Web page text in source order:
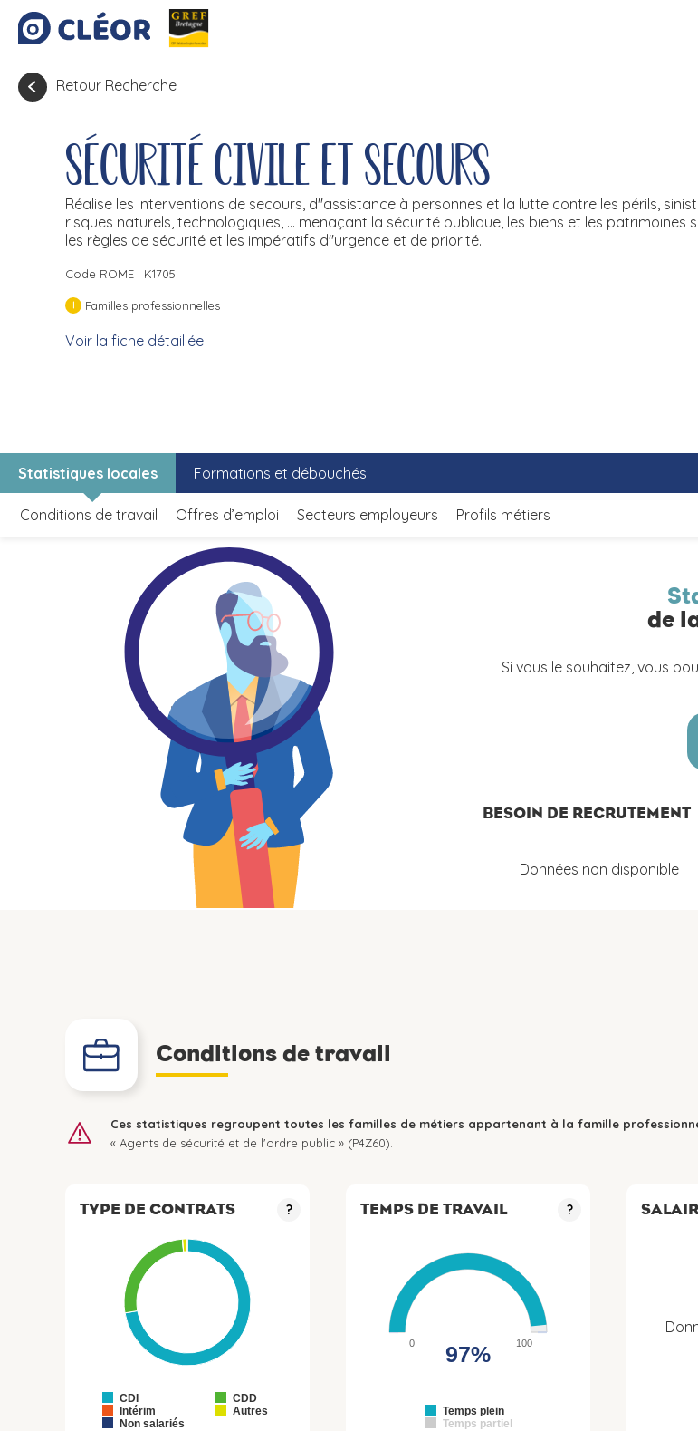
Retour Recherche
Sécurité civile et secours
Réalise les interventions de secours, d''assistance à personnes et la lutte contre les périls,
risques naturels, technologiques, ... menaçant la sécurité publique, les biens et les patrimoines
les règles de sécurité et les impératifs d''urgence et de priorité.
Code ROME : K1705
+ Familles professionnelles
Voir la fiche détaillée
Statistiques locales Formations et débouchés
Conditions de travail Offres d’emploi Secteurs employeurs Profils métiers
de
Si vous le souhaitez, vous
BESOIN DE RECRUTEMENT
Données non disponible
Conditions de travail
Ces statistiques regroupent toutes les familles de métiers appartenant à la famille
« Agents de sécurité et de l'ordre public » (P4Z60).
TYPE DE CONTRATS ?
CDI
CDD
Intérim
Autres
Non salariés
TEMPS DE TRAVAIL ?
Temps plein
Temps partiel
0 100
97%